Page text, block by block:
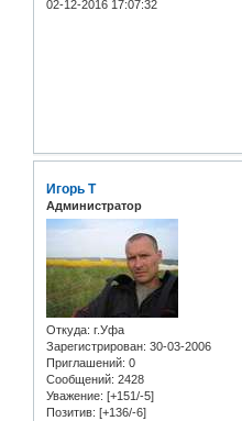
02-12-2016 17:07:32
Игорь Т
Администратор
Откуда: г.Уфа
Зарегистрирован: 30-03-2006
Приглашений: 0
Сообщений: 2428
Уважение: [+151/-5]
Позитив: [+136/-6]